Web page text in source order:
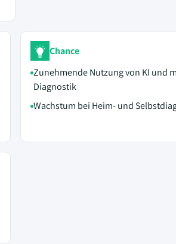
Chance
Zunehmende Nutzung von KI und
Diagnostik
Wachstum bei Heim- und